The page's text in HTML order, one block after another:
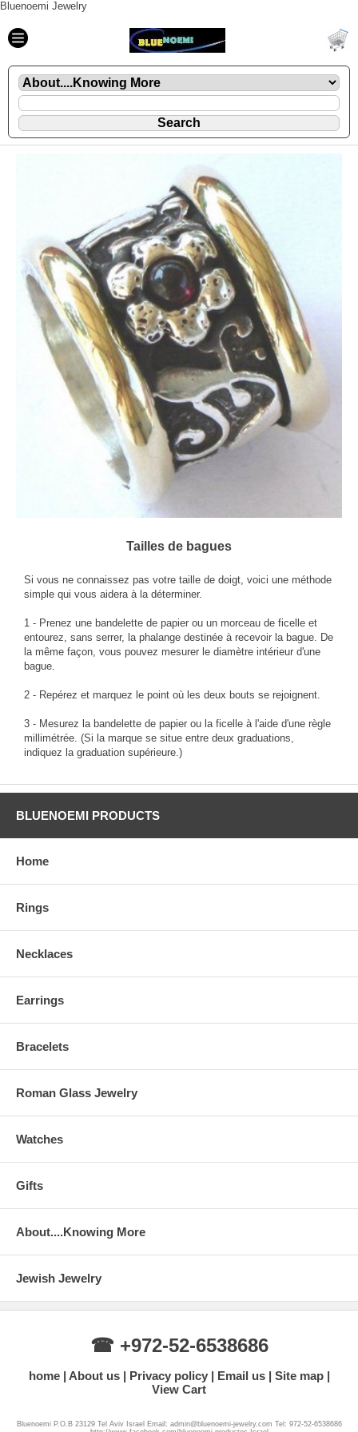
Bluenoemi Jewelry
Tailles de bagues
Si vous ne connaissez pas votre taille de doigt, voici une méthode
simple qui vous aidera à la déterminer.
1 - Prenez une bandelette de papier ou un morceau de ficelle et
entourez, sans serrer, la phalange destinée à recevoir la bague. De
la même façon, vous pouvez mesurer le diamètre intérieur d'une
bague.
2 - Repérez et marquez le point où les deux bouts se rejoignent.
3 - Mesurez la bandelette de papier ou la ficelle à l'aide d'une règle
millimétrée. (Si la marque se situe entre deux graduations,
indiquez la graduation supérieure.)
BLUENOEMI PRODUCTS
Home
Rings
Necklaces
Earrings
Bracelets
Roman Glass Jewelry
Watches
Gifts
About....Knowing More
Jewish Jewelry
☎ +972-52-6538686
home About us Privacy policy Email us
Site map
View Cart
Bluenoemi P.O.B 23129 Tel Aviv Israel Email: admin@bluenoemi-jewelry.com Tel: 972-52-6538686